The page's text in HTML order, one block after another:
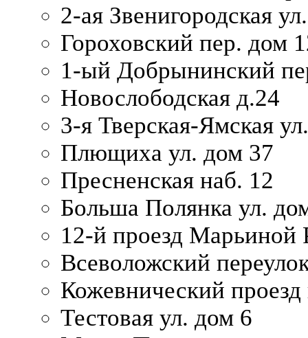
2-ая Звенигородская
Гороховский пер. дом
1-ый Добрынинский
Новослободская д.24
3-я Тверская-Ямская
Плющиха ул. дом 37
Пресненская наб. 12
Больша Полянка ул.
12-й проезд Марьиной
Всеволожский
Кожевнический проезд
Тестовая ул. дом 6